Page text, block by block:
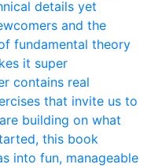
details yet
and the
fundamental theory
it super
contains real
that invite us to
building on what
this book
into fun, manageable